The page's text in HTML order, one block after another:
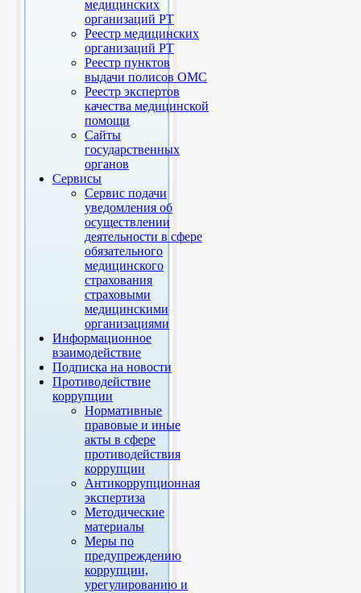
медицинских
организаций РТ
Реестр медицинских
организаций РТ
Реестр пунктов
выдачи полисов ОМС
Реестр экспертов
качества медицинской
помощи
Сайты
государственных
органов
Сервисы
Сервис подачи
уведомления об
осуществлении
деятельности в сфере
обязательного
медицинского
страхования
страховыми
медицинскими
организациями
Информационное
взаимодействие
Подписка на новости
Противодействие
коррупции
Нормативные
правовые и иные
акты в сфере
противодействия
коррупции
Антикоррупционная
экспертиза
Методические
материалы
Меры по
предупреждению
коррупции,
урегулированию и